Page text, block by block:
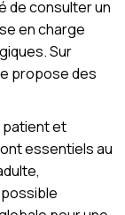
de consulter un
en charge
Sur
propose des
patient et
essentiels au
possible